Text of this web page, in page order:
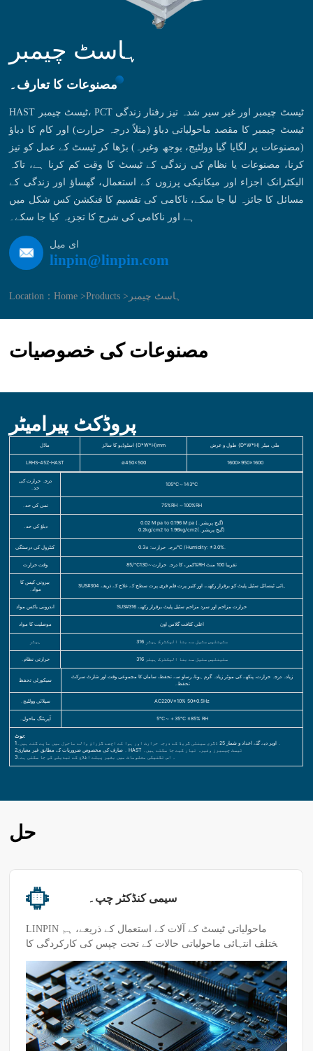
ہاسٹ چیمبر
مصنوعات کا تعارف۔
HAST ٹیسٹ چیمبر، PCT ٹیسٹ چیمبر اور غیر سیر شدہ تیز رفتار زندگی
ٹیسٹ چیمبر کا مقصد ماحولیاتی دباؤ (مثلاً درجہ حرارت) اور کام کا دباؤ
(مصنوعات پر لگایا گیا وولٹیج، بوجھ وغیرہ) بڑھا کر ٹیسٹ کے عمل کو تیز
کرنا، مصنوعات یا نظام کی زندگی کے ٹیسٹ کا وقت کم کرنا ہے، تاکہ
الیکٹرانک اجزاء اور میکانیکی پرزوں کے استعمال، گھساؤ اور زندگی کے
مسائل کا جائزہ لیا جا سکے، ناکامی کی تقسیم کا فنکشن کس شکل میں
ہے اور ناکامی کی شرح کا تجزیہ کیا جا سکے۔
ای میل
linpin@linpin.com
Location：Home >Products > ہاسٹ چیمبر
مصنوعات کی خصوصیات
پروڈکٹ پیرامیٹر
ماڈل اسٹوڈیو کا سائز (D*W*H)mm طول و عرض (D*W*H) ملی میٹر
LRHS-45Z-HAST ∅450×500 1600×950×1600
درجہ حرارت کی
حد۔
105℃～143℃
نمی کی حد۔ 75%RH ～100%RH
دباؤ کی حد۔
0.02 M pa to 0.196 M pa (گیج پریشر۔)
0.2kg/cm2 to 1.96kg/cm2(گیج پریشر۔)
کنٹرول کی درستگی درجہ حرارت: ±0.3°C /Humidity: ±3.0%.
وقت حرارت کمرے کا درجہ حرارت～130℃/85%RH تقریبا 100 منٹ
بیرونی کیس کا
مواد۔
SUS#304 ہائی ٹینسائل سٹیل پلیٹ کو برقرار رکھنے، اور کثیر پرت فلم فری پرت سطح کے علاج کے ذریعے
اندرونی باکس مواد SUS#316 حرارت مزاحم اور سرد مزاحم سٹیل پلیٹ برقرار رکھنے
موصلیت کا مواد اعلی کثافت گلاس اون
ہیٹر 316 سٹینلیس سٹیل سے بنا الیکٹرک ہیٹر
حرارتی نظام۔ 316 سٹینلیس سٹیل سے بنا الیکٹرک ہیٹر
سیکورٹی تحفظ
زیادہ درجہ حرارت، پنکھے کی موٹر زیادہ گرم ہونا، رساو سے تحفظ، سامان کا مجموعی وقت اور شارٹ سرکٹ
تحفظ۔
سپلائی وولٹیج۔ AC220V±10% 50±0.5Hz
آپریٹنگ ماحول۔ 5℃～＋35℃ ≤85% RH
نوٹ:
1۔ اوپر دیے گئے اعداد و شمار 25 ڈگری سینٹی گریڈ کے درجہ حرارت اور ہوا کے اچھے گزراؤ والے ماحول میں ماپے گئے ہیں۔
2۔ صارف کی مخصوص ضروریات کے مطابق غیر معیاری HAST ٹیسٹ چیمبرز وغیرہ تیار کیے جا سکتے ہیں۔
3۔ اس تکنیکی معلومات میں بغیر پہلے اطلاع کے تبدیلی کی جا سکتی ہے۔
حل
سیمی کنڈکٹر چپ۔
LINPIN ماحولیاتی ٹیسٹ کے آلات کے استعمال کے ذریعے، ہم
مختلف انتہائی ماحولیاتی حالات کے تحت چپس کی کارکردگی کا
ایپلی کیشنز میں موثر اور مستحکم آپریشن کو برقرار رکھیں۔
اگر کوئی مخصوص پروڈکٹ یا ٹیسٹ ڈیمانڈ ہے، تو آپ گاہک کی
اصل صورت حال کے مطابق مناسب ٹیسٹ چیمبر پروگرام کا
انتخاب کر سکتے ہیں۔